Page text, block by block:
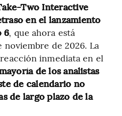
Two Interactive
en el lanzamiento
6, que ahora está
noviembre de 2026. La
inmediata en el
de los analistas
de calendario no
de largo plazo de la